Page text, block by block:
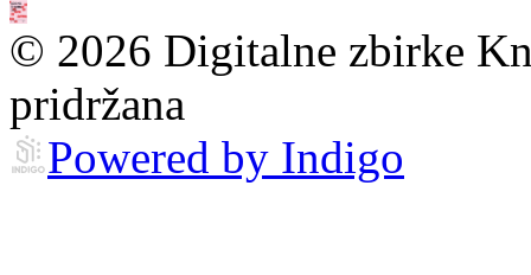
© 2026 Digitalne zbirke
pridržana
Powered by Indigo